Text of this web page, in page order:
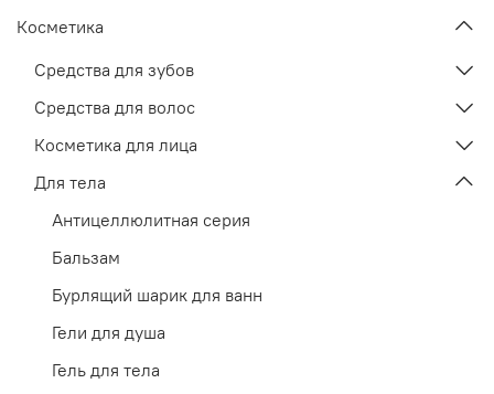
Косметика
Средства для зубов
Средства для волос
Косметика для лица
Для тела
Антицеллюлитная серия
Бальзам
Бурлящий шарик для ванн
Гели для душа
Гель для тела